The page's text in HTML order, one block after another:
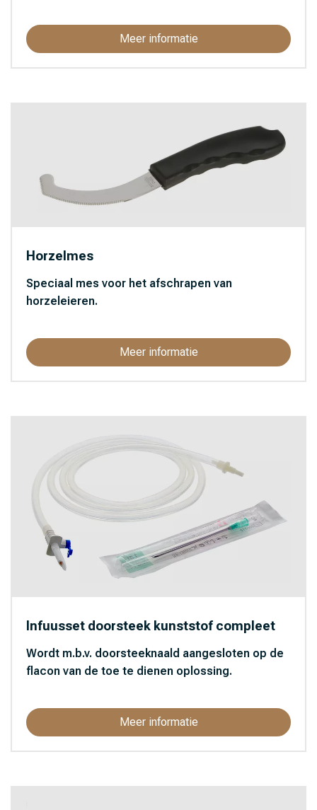
Meer informatie
Horzelmes
Speciaal mes voor het afschrapen van
horzeleieren.
Meer informatie
Infuusset doorsteek kunststof compleet
Wordt m.b.v. doorsteeknaald aangesloten op de
flacon van de toe te dienen oplossing.
Meer informatie